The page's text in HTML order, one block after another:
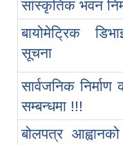
सांस्कृतिक भवन
बायोमेट्रिक
सूचना
सार्वजनिक
सम्बन्धमा !!!
बोलपत्र